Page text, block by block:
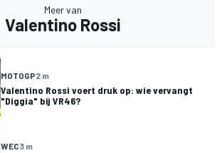
Meer van
Valentino Rossi
MOTOGP2 m
Valentino Rossi voert druk op: wie vervangt
"Diggia" bij VR46?
WEC3 m